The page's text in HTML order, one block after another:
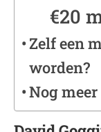
€20
Zelf een
worden?
Nog